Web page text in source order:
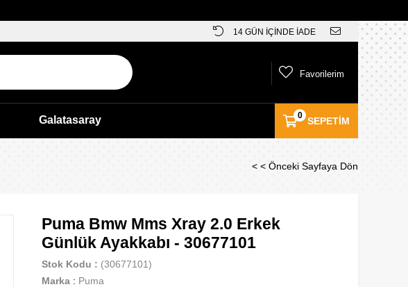
14 GÜN İÇİNDE İADE
SEPETIM
0
Favorilerim
Galatasaray
< < Önceki Sayfaya Dön
Puma Bmw Mms Xray 2.0 Erkek
Günlük Ayakkabı - 30677101
Stok Kodu
(30677101)
Marka : Puma